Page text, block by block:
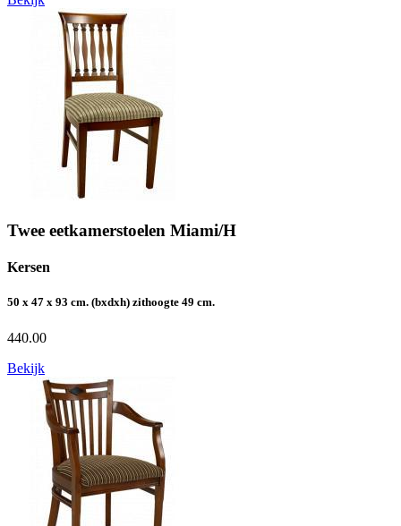
Twee eetkamerstoelen Miami/H
Kersen
50 x 47 x 93 cm. (bxdxh) zithoogte 49 cm.
440.00
Bekijk